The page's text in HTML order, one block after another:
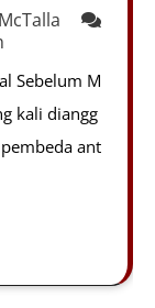
Sebelum M
kali diangg
ant